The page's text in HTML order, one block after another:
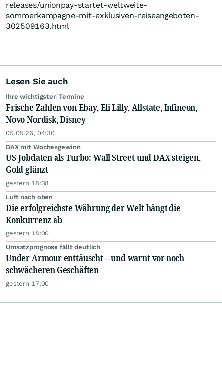
releases/unionpay-startet-weltweite-
sommerkampagne-mit-exklusiven-reiseangeboten-
302509163.html
Lesen Sie auch
Ihre wichtigsten Termine
Frische Zahlen von Ebay, Eli Lilly, Allstate, Infineon,
Novo Nordisk, Disney
05.08.26, 04:30
DAX mit Wochengewinn
US-Jobdaten als Turbo: Wall Street und DAX steigen,
Gold glänzt
gestern 18:38
Luft nach oben
Die erfolgreichste Währung der Welt hängt die
Konkurrenz ab
gestern 18:00
Umsatzprognose fällt deutlich
Under Armour enttäuscht – und warnt vor noch
schwächeren Geschäften
gestern 17:00